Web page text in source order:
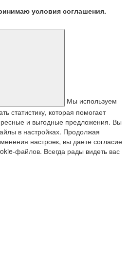
условия соглашения.
Мы используем
статистику, которая помогает
и выгодные предложения. Вы
в настройках. Продолжая
настроек, вы даете согласие
файлов. Всегда рады видеть вас